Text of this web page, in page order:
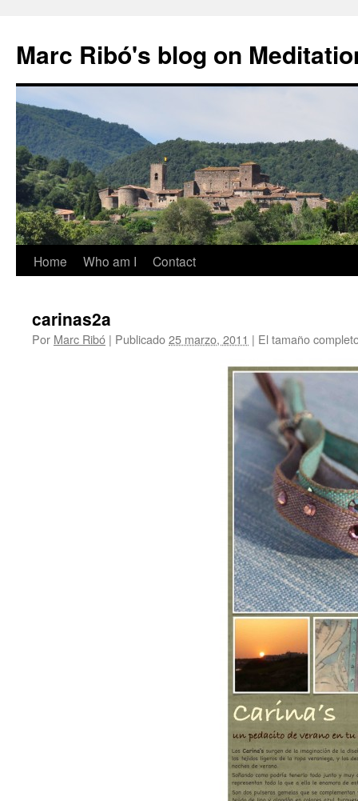
Marc Ribó's blog on
Saltar
contenido
Home Who am I Contact
carinas2a
Por Marc Ribó | Publicado25 marzo, 2011 | El tamaño